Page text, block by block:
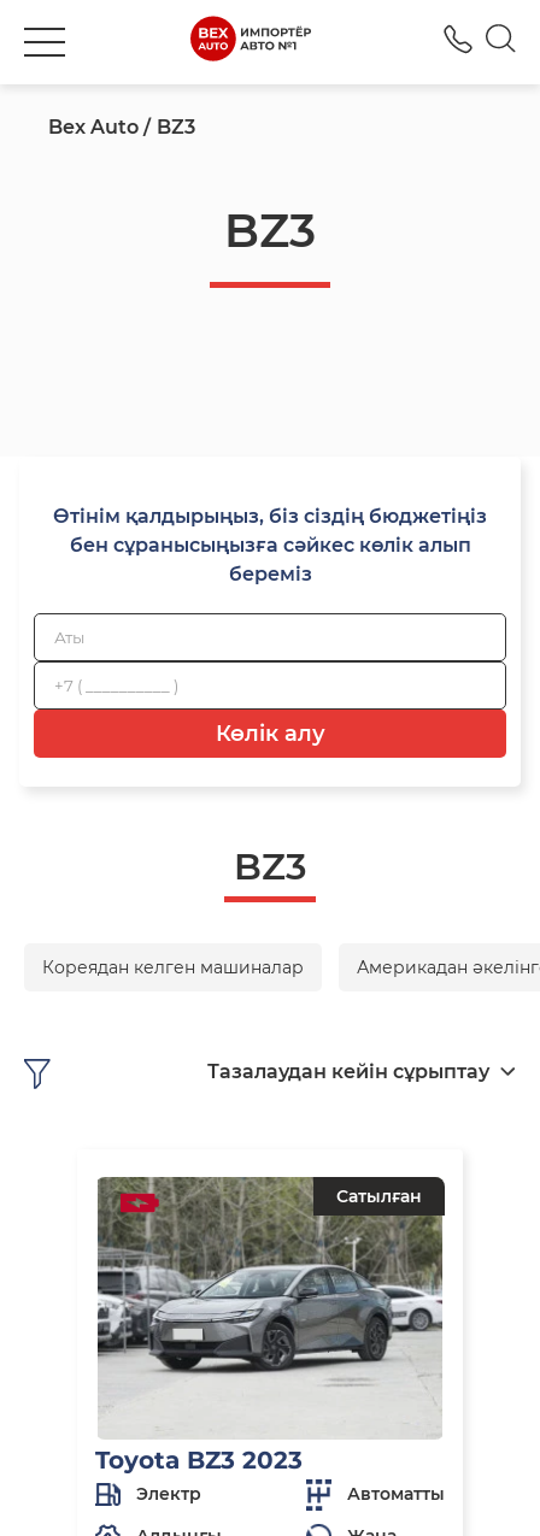
Bex Auto BZ3
BZ3
Өтінім қалдырыңыз, біз сіздің бюджетіңіз
бен сұранысыңызға сәйкес көлік алып
береміз
Көлік алу
BZ3
Кореядан келген машиналар Америкадан
Тазалаудан кейін сұрыптау
Сатылған
Toyota BZ3 2023
Электр
Автоматты